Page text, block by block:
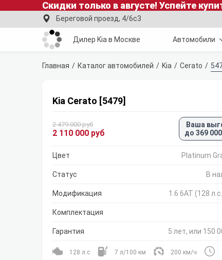
Скидки только в августе! Успейте
Береговой проезд, 4/6с3
Дилер Kia в Москве Автомобили
Главная Каталог автомобилей Kia Cerato
Kia Cerato [5479]
2 479 000 руб
2 110 000 руб
Ваша
до 369
Цвет Platinum
Статус В
Модификация 1.6 6AT (128
Комплектация
Гарантия 5 лет, или 150
128 л.с 7 л/100 км 200 км/ч